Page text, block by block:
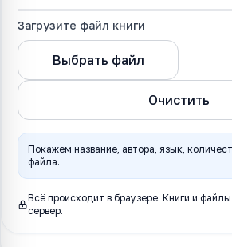
Загрузите файл книги
Выбрать файл
Очистить
Покажем название, автора, язык,
файла.
Всё происходит в браузере. Книги и
сервер.